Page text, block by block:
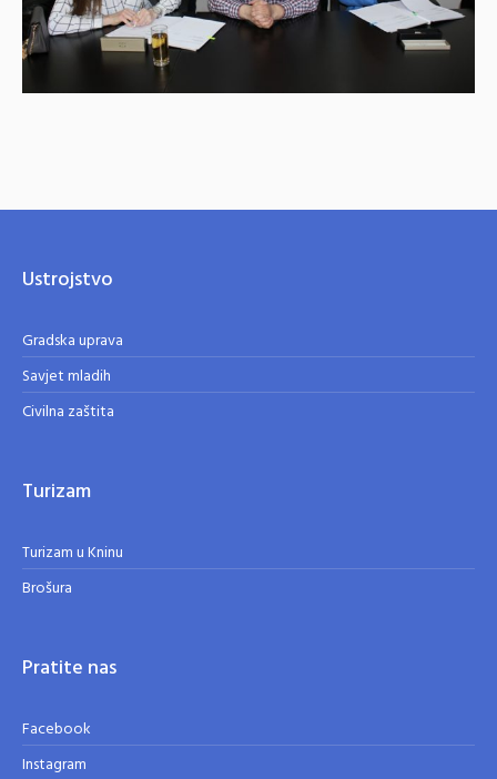
Ustrojstvo
Gradska uprava
Savjet mladih
Civilna zaštita
Turizam
Turizam u Kninu
Brošura
Pratite nas
Facebook
Instagram